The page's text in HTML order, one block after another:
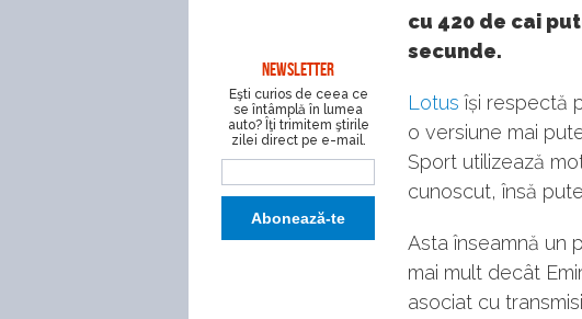
NEWSLETTER
Eşti curios de ceea ce
se întâmplă în lumea
auto? Îţi trimitem ştirile
zilei direct pe e-mail.
cu 420 de cai
secunde.
Lotus își respectă
o versiune mai
Sport utilizează
cunoscut, însă
Asta înseamnă un
mai mult decât
asociat cu